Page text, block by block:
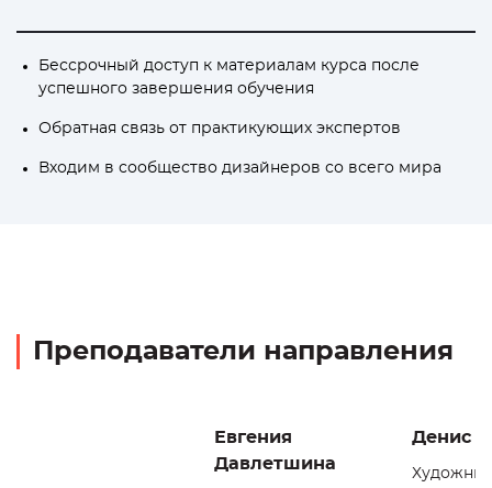
Бессрочный доступ к материалам курса после
успешного завершения обучения
Обратная связь от практикующих экспертов
Входим в сообщество дизайнеров со всего мира
Преподаватели направления
Евгения
Давлетшина
Денис